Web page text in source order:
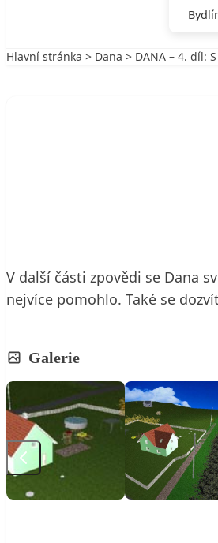
Hlavní stránka > Dana > DANA – 4. díl:
V další části zpovědi se Dana
nejvíce pomohlo. Také se
Galerie